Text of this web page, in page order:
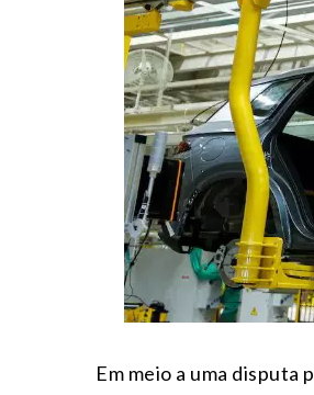
Em meio a uma